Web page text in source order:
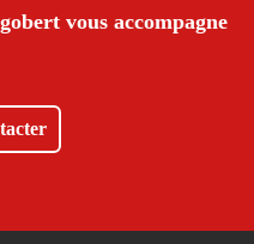
vous accompagne